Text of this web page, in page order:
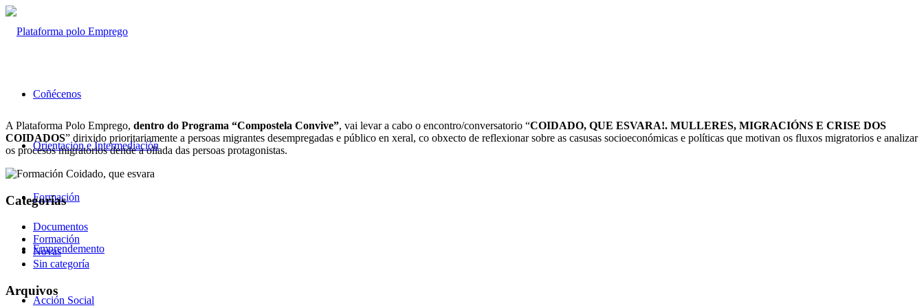
Coñécenos
Orientación e Intermediación
Formación
Emprendemento
Acción Social
A Plataforma Polo Emprego, dentro do Programa “Compostela Convive”, vai levar a cabo o encontro/conversatorio “COIDADO, QUE ESVARA!. MULLERES, MIGRACIÓNS E CRISE DOS
COIDADOS” dirixido prioritariamente a persoas migrantes desempregadas e público en xeral, co obxecto de reflexionar sobre as casusas socioeconómicas e políticas que motivan os fluxos migratorios e analizar
os procesos migratorios dende a ollada das persoas protagonistas.
Categorías
Documentos
Formación
Novas
Sin categoría
Arquivos